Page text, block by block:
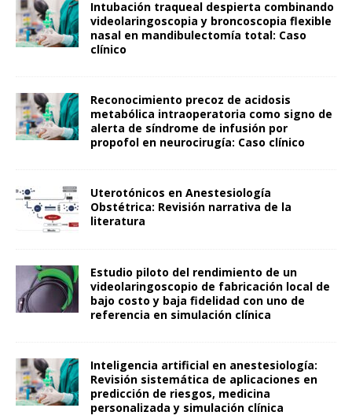
Intubación traqueal despierta combinando
videolaringoscopia y broncoscopia flexible
nasal en mandibulectomía total: Caso
clínico
Reconocimiento precoz de acidosis
metabólica intraoperatoria como signo de
alerta de síndrome de infusión por
propofol en neurocirugía: Caso clínico
Uterotónicos en Anestesiología
Obstétrica: Revisión narrativa de la
literatura
Estudio piloto del rendimiento de un
videolaringoscopio de fabricación local de
bajo costo y baja fidelidad con uno de
referencia en simulación clínica
Inteligencia artificial en anestesiología:
Revisión sistemática de aplicaciones en
predicción de riesgos, medicina
personalizada y simulación clínica